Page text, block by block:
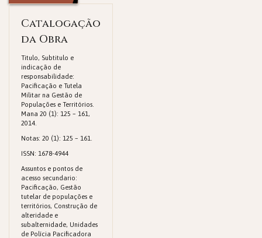
Catalogação
da Obra
Titulo, Subtitulo e
indicação de
responsabilidade:
Pacificação e Tutela
Militar na Gestão de
Populações e Territórios.
Mana 20 (1): 125 – 161,
2014.
Notas: 20 (1): 125 – 161.
ISSN: 1678-4944
Assuntos e pontos de
acesso secundario:
Pacificação, Gestão
tutelar de populações e
territórios, Construção de
alteridade e
subalternidade, Unidades
de Polícia Pacificadora